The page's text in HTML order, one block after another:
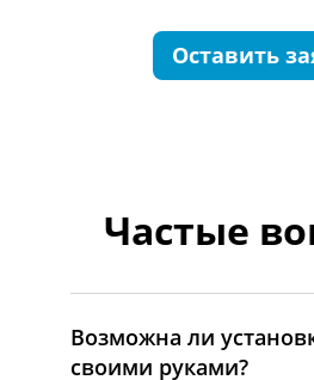
Оставить
Частые
Возможна ли
своими руками?